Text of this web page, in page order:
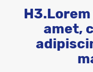
amet,